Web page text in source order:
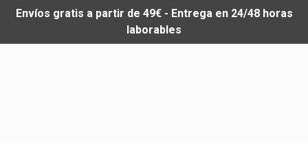
Envíos gratis a partir de 49€ - Entrega en 24/48 horas
laborables